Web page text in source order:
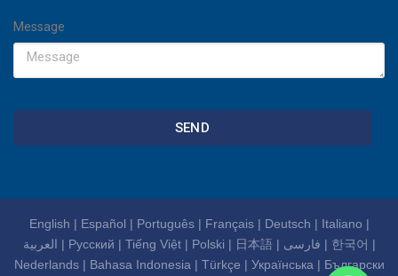
Message
SEND
English | Español | Português| Français| Deutsch | Italiano |
العربية | Русский | Tiếng Việt| Polski | 日本語| فارسی | 한국어 |
Nederlands| Bahasa Indonesia| Türkçe | Українська| Български